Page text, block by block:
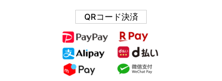
QRコード決済